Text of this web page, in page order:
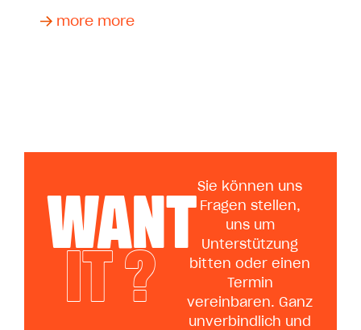
more more
WANT
IT ?
Sie können uns
Fragen stellen,
uns um
Unterstützung
bitten oder einen
Termin
vereinbaren. Ganz
unverbindlich und